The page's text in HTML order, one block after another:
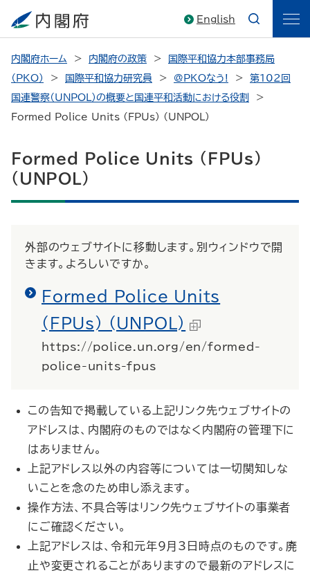
English
内閣府ホーム 内閣府の政策
国際平和協力本部事務局
（PKO）
国際平和協力研究員 @PKOなう!
第102回
国連警察（UNPOL）の概要と国連平和活動における役割
Formed Police Units (FPUs) (UNPOL)
Formed Police Units (FPUs)
(UNPOL)
外部のウェブサイトに移動します。別ウィンドウで開
きます。よろしいですか。
Formed Police Units
(FPUs) (UNPOL)
https://police.un.org/en/formed-
police-units-fpus
この告知で掲載している上記リンク先ウェブサイトの
アドレスは、内閣府のものではなく内閣府の管理下に
はありません。
上記アドレス以外の内容等については一切関知しな
いことを念のため申し添えます。
操作方法、不具合等はリンク先ウェブサイトの事業者
にご確認ください。
上記アドレスは、令和元年9月3日時点のものです。廃
止や変更されることがありますので最新のアドレスに